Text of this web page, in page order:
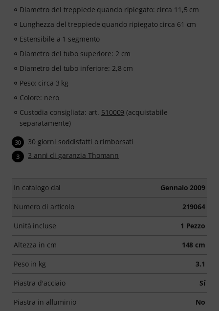
Diametro del treppiede quando ripiegato: circa 11,5 cm
Lunghezza del treppiede quando ripiegato circa 61 cm
Estensibile a 1 segmento
Diametro del tubo superiore: 2 cm
Diametro del tubo inferiore: 2,8 cm
Peso: circa 3 kg
Colore: nero
Custodia consigliata: art. 510009 (acquistabile
separatamente)
30 30 giorni soddisfatti o rimborsati
3 3 anni di garanzia Thomann
In catalogo dal Gennaio 2009
Numero di articolo 219064
Unità incluse 1 Pezzo
Altezza in cm 148 cm
Peso in kg 3.1
Piastra d'acciaio Sí
Piastra in alluminio No